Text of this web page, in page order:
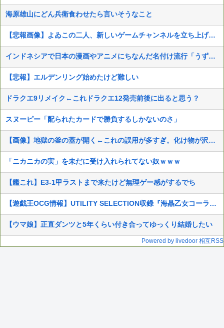
海原雄山にどん兵衛食わせたら言いそうなこと
【悲報画像】よゐこの二人、新しいゲームチャンネルを立ち上げるwwww
インドネシアで日本の漫画やアニメにちなんだ名付け流行「うずまき」や「ナルト」、「のび太」に「ルフィ」…
【悲報】エルデンリング始めたけど難しい
ドラクエ9リメイク←これドラクエ12発売前後に出ると思う？
スヌーピー「配られたカードで勝負するしかないのさ」
【画像】地獄の釜の蓋が開く←これの誤用が多すぎ。化け物が沢山出てくるイメージ持ってる奴間違ってるぞ
「ニカニカの実」を未だに受け入れられてない奴ｗｗｗ
【艦これ】E3-1甲ラストまで来たけど無理ゲー感がするでち
【遊戯王OCG情報】UTILITY SELECTION収録『海晶乙女コーラルアネモネ』実物画像
【ウマ娘】正直ダンツと5年くらい付き合ってゆっくり結婚したい
Powered by livedoor 相互RSS